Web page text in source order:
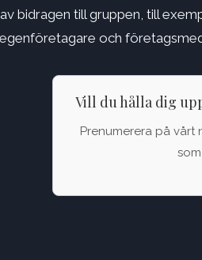
bidragen till gruppen, till
och
Vill du hålla dig
Prenumerera på